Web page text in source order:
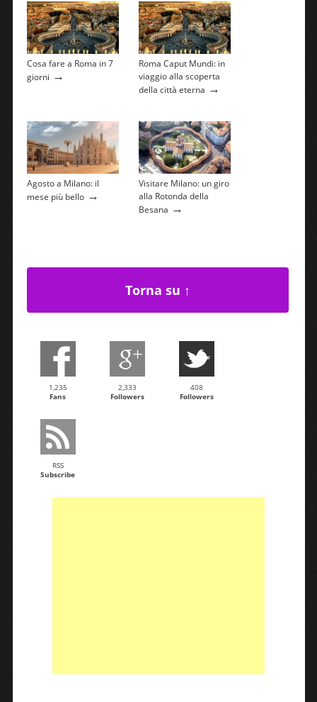
Cosa fare a Roma in 7
giorni →
Roma Caput Mundi: in
viaggio alla scoperta
della città eterna →
Agosto a Milano: il
mese più bello→
Visitare Milano: un giro
alla Rotonda della
Besana →
Torna su ↑
1,235
Fans
2,333
Followers
408
Followers
RSS
Subscribe